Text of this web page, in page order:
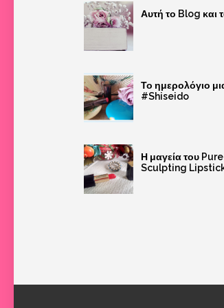
Αυτή το Blog και
Το ημερολόγιο
#Shiseido
Η μαγεία του
Sculpting